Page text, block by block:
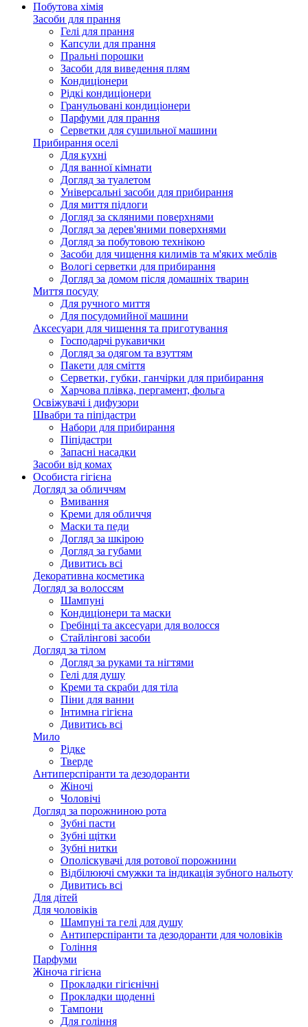
Побутова хімія
Засоби для прання
Гелі для прання
Капсули для прання
Пральні порошки
Засоби для виведення плям
Кондиціонери
Рідкі кондиціонери
Гранульовані кондиціонери
Парфуми для прання
Серветки для сушильної машини
Прибирання оселі
Для кухні
Для ванної кімнати
Догляд за туалетом
Універсальні засоби для прибирання
Для миття підлоги
Догляд за скляними поверхнями
Догляд за дерев'яними поверхнями
Догляд за побутовою технікою
Засоби для чищення килимів та м'яких меблів
Вологі серветки для прибирання
Догляд за домом після домашніх тварин
Миття посуду
Для ручного миття
Для посудомийної машини
Аксесуари для чищення та приготування
Господарчі рукавички
Догляд за одягом та взуттям
Пакети для сміття
Серветки, губки, ганчірки для прибирання
Харчова плівка, пергамент, фольга
Освіжувачі і дифузори
Швабри та піпідастри
Набори для прибирання
Піпідастри
Запасні насадки
Засоби від комах
Особиста гігієна
Догляд за обличчям
Вмивання
Креми для обличчя
Маски та педи
Догляд за шкірою
Догляд за губами
Дивитись всі
Декоративна косметика
Догляд за волоссям
Шампуні
Кондиціонери та маски
Гребінці та аксесуари для волосся
Стайлінгові засоби
Догляд за тілом
Догляд за руками та нігтями
Гелі для душу
Креми та скраби для тіла
Піни для ванни
Інтимна гігієна
Дивитись всі
Мило
Рідке
Тверде
Антиперспіранти та дезодоранти
Жіночі
Чоловічі
Догляд за порожниною рота
Зубні пасти
Зубні щітки
Зубні нитки
Ополіскувачі для ротової порожнини
Відбілюючі смужки та індикація зубного нальоту
Дивитись всі
Для дітей
Для чоловіків
Шампуні та гелі для душу
Антиперспіранти та дезодоранти для чоловіків
Гоління
Парфуми
Жіноча гігієна
Прокладки гігієнічні
Прокладки щоденні
Тампони
Для гоління